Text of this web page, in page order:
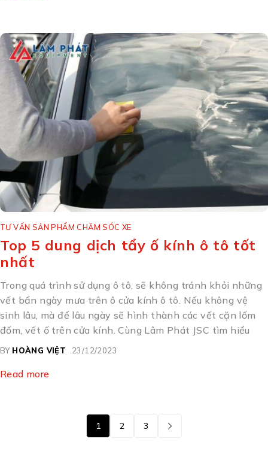
TƯ VẤN SẢN PHẨM CHĂM SÓC XE
Top 5 dung dịch tẩy ố kính ô tô tốt
nhất
Trong quá trình sử dụng ô tô, sẽ không tránh khỏi những
vết bẩn ngày mưa trên ô cửa kính ô tô. Nếu không vệ
sinh lâu, mà để lâu ngày sẽ hình thành các vết cặn lốm
đốm, vết ố trên cửa kính. Cùng Lâm Phát JSC tìm hiểu
BY HOÀNG VIỆT 23/12/2023
Read more
1 2 3